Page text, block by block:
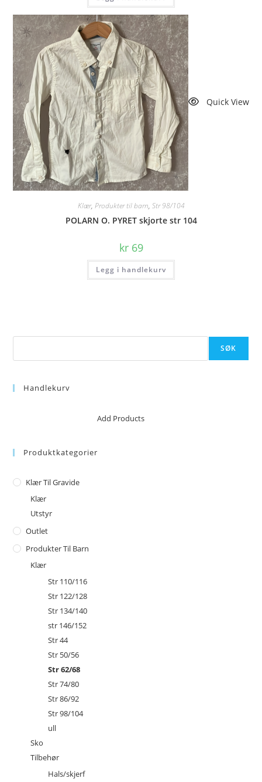
Quick View
Klær, Produkter til barn, Str 98/104
POLARN O. PYRET skjorte str 104
kr69
Legg i handlekurv
SØK
Handlekurv
No products in the cart.Add Products
Produktkategorier
Klær Til Gravide
Klær
Utstyr
Outlet
Produkter Til Barn
Klær
Str 110/116
Str 122/128
Str 134/140
str 146/152
Str 44
Str 50/56
Str 62/68
Str 74/80
Str 86/92
Str 98/104
ull
Sko
Tilbehør
Hals/skjerf